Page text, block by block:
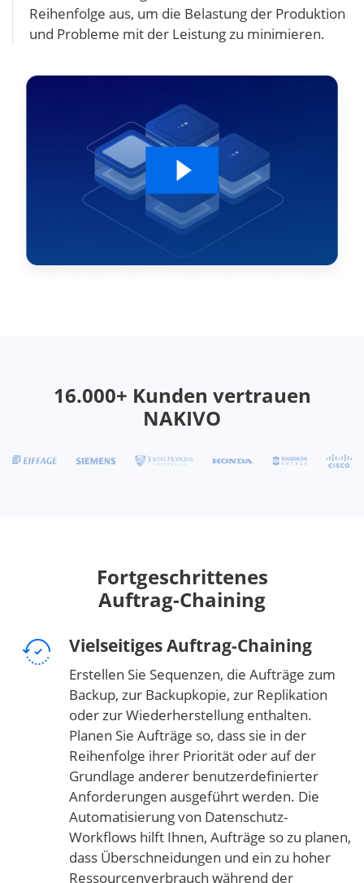
Reihenfolge aus, um die Belastung der Produktion
und Probleme mit der Leistung zu minimieren.
16.000+ Kunden vertrauen
NAKIVO
Fortgeschrittenes
Auftrag-Chaining
Vielseitiges Auftrag-Chaining
Erstellen Sie Sequenzen, die Aufträge zum
Backup, zur Backupkopie, zur Replikation
oder zur Wiederherstellung enthalten.
Planen Sie Aufträge so, dass sie in der
Reihenfolge ihrer Priorität oder auf der
Grundlage anderer benutzerdefinierter
Anforderungen ausgeführt werden. Die
Automatisierung von Datenschutz-
Workflows hilft Ihnen, Aufträge so zu planen,
dass Überschneidungen und ein zu hoher
Ressourcenverbrauch während der